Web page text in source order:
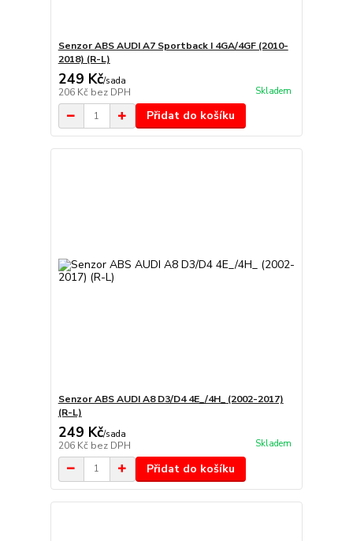
Senzor ABS AUDI A7 Sportback I 4GA/4GF (2010-
2018) (R-L)
249 Kč/sada
206 Kč bez DPH Skladem
Přidat do košíku
Senzor ABS AUDI A8 D3/D4 4E_/4H_ (2002-2017)
(R-L)
249 Kč/sada
206 Kč bez DPH Skladem
Přidat do košíku